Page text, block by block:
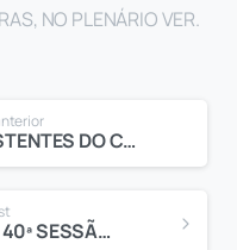
NO PLENÁRIO VER.
CANDIDATOS DESISTENTES DO CONCURSO PÚBLICO N. 001/15
ORDEM DO DIA PARA A 40ª SESSÃO ORDINÁRIA